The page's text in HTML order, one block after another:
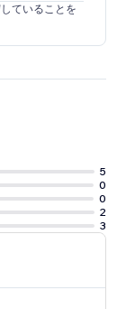
ていることを
5
0
0
2
3